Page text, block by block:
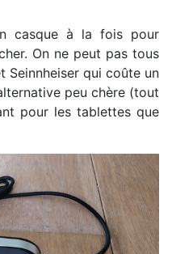
casque à la fois pour
On ne peut pas tous
Seinnheiser qui coûte un
peu chère (tout
pour les tablettes que